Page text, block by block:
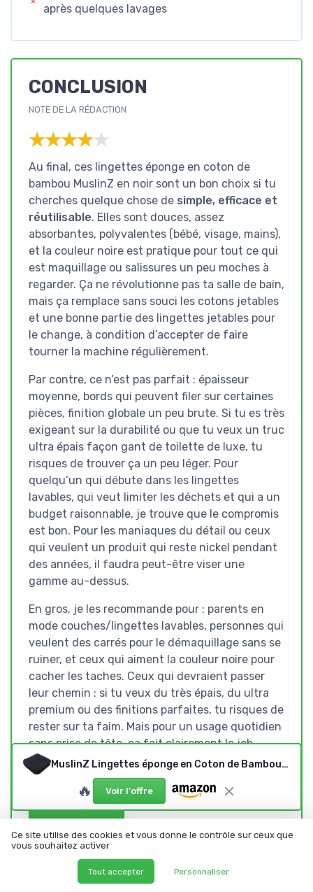
après quelques lavages
CONCLUSION
NOTE DE LA RÉDACTION
★★★★★
★★★★★
Au final, ces lingettes éponge en coton de
bambou MuslinZ en noir sont un bon choix si tu
cherches quelque chose de simple, efficace et
réutilisable. Elles sont douces, assez
absorbantes, polyvalentes (bébé, visage, mains),
et la couleur noire est pratique pour tout ce qui
est maquillage ou salissures un peu moches à
regarder. Ça ne révolutionne pas ta salle de bain,
mais ça remplace sans souci les cotons jetables
et une bonne partie des lingettes jetables pour
le change, à condition d’accepter de faire
tourner la machine régulièrement.
Par contre, ce n’est pas parfait : épaisseur
moyenne, bords qui peuvent filer sur certaines
pièces, finition globale un peu brute. Si tu es très
exigeant sur la durabilité ou que tu veux un truc
ultra épais façon gant de toilette de luxe, tu
risques de trouver ça un peu léger. Pour
quelqu’un qui débute dans les lingettes
lavables, qui veut limiter les déchets et qui a un
budget raisonnable, je trouve que le compromis
est bon. Pour les maniaques du détail ou ceux
qui veulent un produit qui reste nickel pendant
des années, il faudra peut-être viser une
gamme au-dessus.
En gros, je les recommande pour : parents en
mode couches/lingettes lavables, personnes qui
veulent des carrés pour le démaquillage sans se
ruiner, et ceux qui aiment la couleur noire pour
cacher les taches. Ceux qui devraient passer
leur chemin : si tu veux du très épais, du ultra
premium ou des finitions parfaites, tu risques de
rester sur ta faim. Mais pour un usage quotidien
sans prise de tête, ça fait clairement le job.
Voir l'offre
SOUS-NOTES
RAPPORT QUALITÉ-PRIX :
EST-CE QUE ÇA VAUT LE
NOIRE PRATIQUE MAIS PAS
MuslinZ Lingettes éponge en Coton de Bambou 20 x 20 cm, lavables et réutilisables, pour bébé (Noir)
🔥 Voir l'offre
Ce site utilise des cookies et vous donne le contrôle sur ceux que
vous souhaitez activer
Tout accepter Personnaliser